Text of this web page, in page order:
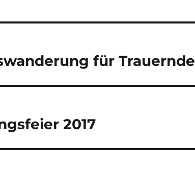
für Trauernde
2017